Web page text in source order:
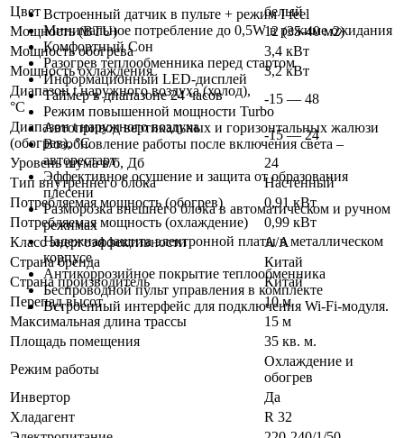
Встроенный датчик в пульте + режим I feel
Минимальное потребление до 0,5W в режиме ожидания
Комфортный Сон
Разогрев теплообменника перед стартом
Информационный LED-дисплей
Таймер в диапазоне 24 часов
Режим повышенной мощности Turbo
Автопривод вертикальных и горизонтальных жалюзи
Возобновление работы после включения света –
авторестарт
Эффективное осушение и защита от образования
плесени
Разморозка внешнего блока в автоматическом и ручном
режимах
Надежная защита электронной платы в металлическом
корпусе
Антикоррозийное покрытие теплообменника
Беспроводной пульт управления в комплекте
Встроенный интерфейс для подключения Wi-Fi-модуля.
Цвет
белый
Мощность (BTU)
12 (35-40 м2)
Мощность обогрева
3,4 кВт
Мощность охлаждения
3,2 кВт
Диапазон t наружного воздуха (холод),
°C
-15 — 48
Диапазон t наружного воздуха
(обогрев), °C
-15 — 24
Уровень шума в/б, Дб
24
Тип внутреннего блока
Настенный
Потребляемая мощность (обогрев)
0,91 кВт
Потребляемая мощность (охлаждение)
0,99 кВт
Класс энергоэффективности
A/A
Страна бренда
Китай
Страна производитель
Китай
Перепад высот
10 м
Максимальная длина трассы
15 м
Площадь помещения
35 кв. м.
Режим работы
Охлаждение и
обогрев
Инвертор
Да
Хладагент
R 32